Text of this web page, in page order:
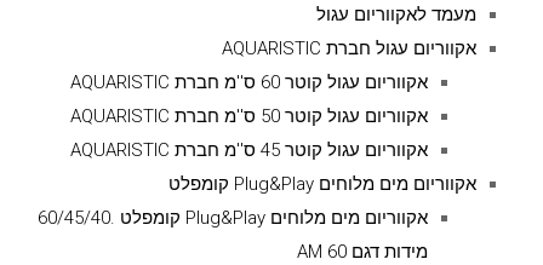
מעמד לאקווריום עגול
אקווריום עגול חברת AQUARISTIC
אקווריום עגול קוטר 60 ס''מ חברת AQUARISTIC
אקווריום עגול קוטר 50 ס''מ חברת AQUARISTIC
אקווריום עגול קוטר 45 ס''מ חברת AQUARISTIC
אקווריום מים מלוחים Plug&Play קומפלט
אקווריום מים מלוחים Plug&Play קומפלט .60/45/40
מידות דגם AM 60